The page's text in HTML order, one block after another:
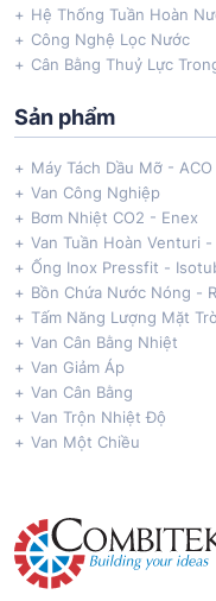
Hệ Thống Tuần Hoàn
Công Nghệ Lọc Nước
Cân Bằng Thuỷ Lực
Sản phẩm
Máy Tách Dầu Mỡ -
Van Công Nghiệp
Bơm Nhiệt CO2 - Enex
Van Tuần Hoàn Venturi
Ống Inox Pressfit -
Bồn Chứa Nước Nóng -
Tấm Năng Lượng Mặt
Van Cân Bằng Nhiệt
Van Giảm Áp
Van Cân Bằng
Van Trộn Nhiệt Độ
Van Một Chiều